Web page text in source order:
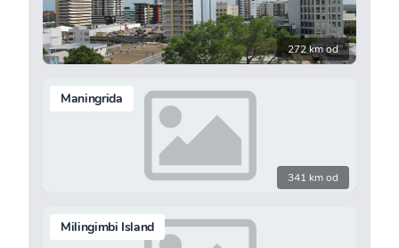
272 km od
Maningrida
341 km od
Milingimbi Island